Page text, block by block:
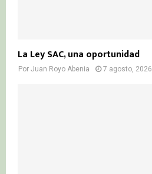
La Ley SAC, una oportunidad
Por Juan Royo Abenia 7 agosto, 2026